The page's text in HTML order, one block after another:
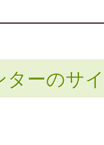
ターのサ